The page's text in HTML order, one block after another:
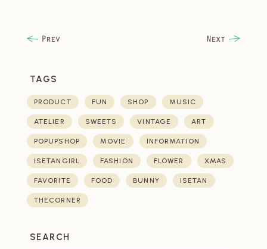
TAGS
PRODUCT FUN SHOP MUSIC
ATELIER SWEETS VINTAGE ART
POPUPSHOP MOVIE INFORMATION
ISETANGIRL FASHION FLOWER XMAS
FAVORITE FOOD BUNNY ISETAN
THECORNER
SEARCH